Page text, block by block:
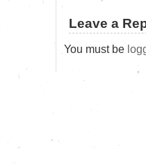
Leave a
You must be